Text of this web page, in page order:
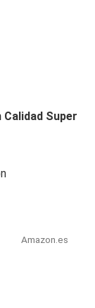
Super
Amazon.es